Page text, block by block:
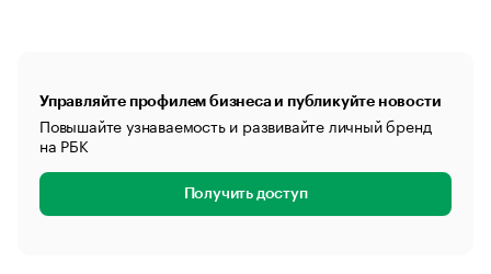
Управляйте профилем бизнеса и публикуйте новости
Повышайте узнаваемость и развивайте личный бренд
на РБК
Получить доступ